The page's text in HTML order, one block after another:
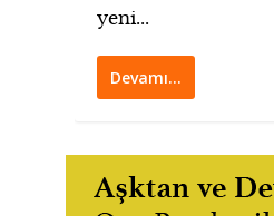
yeni...
Devamı…